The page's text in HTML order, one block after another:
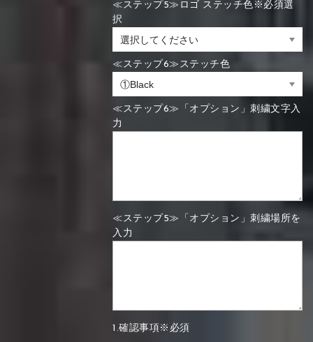
≪ステップ5≫ロゴ ステッチ色※必須選
択
≪ステップ6≫ステッチ色
≪ステップ6≫「オプション」刺繍文字入
力
≪ステップ5≫「オプション」刺繍場所を
入力
1.確認事項※必須